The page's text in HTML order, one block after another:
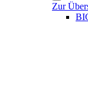
Zur